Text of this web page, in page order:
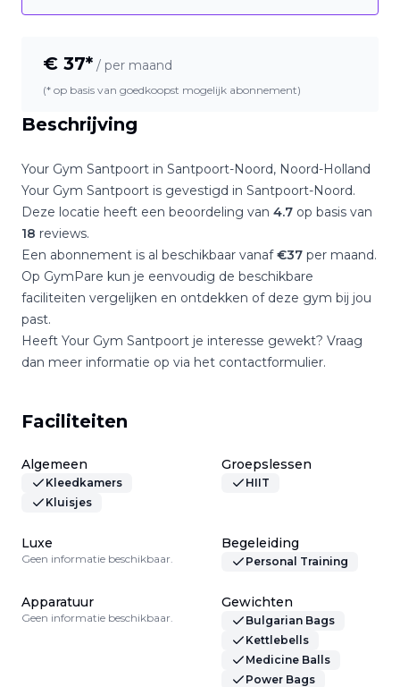
Beschrijving
Your Gym Santpoort in Santpoort-Noord, Noord-Holland
Your Gym Santpoort is gevestigd in Santpoort-Noord.
Deze locatie heeft een beoordeling van 4.7 op basis van
18 reviews.
Een abonnement is al beschikbaar vanaf€37 per maand.
Op GymPare kun je eenvoudig de beschikbare
faciliteiten vergelijken en ontdekken of deze gym bij jou
past.
Heeft Your Gym Santpoort je interesse gewekt? Vraag
dan meer informatie op via het contactformulier.
Faciliteiten
Algemeen
Kleedkamers
Kluisjes
Groepslessen
HIIT
Luxe
Geen informatie beschikbaar.
Begeleiding
Personal Training
Apparatuur
Geen informatie beschikbaar.
Gewichten
Bulgarian Bags
Kettlebells
Medicine Balls
Power Bags
€ 37* / per maand
(* op basis van goedkoopst mogelijk abonnement)